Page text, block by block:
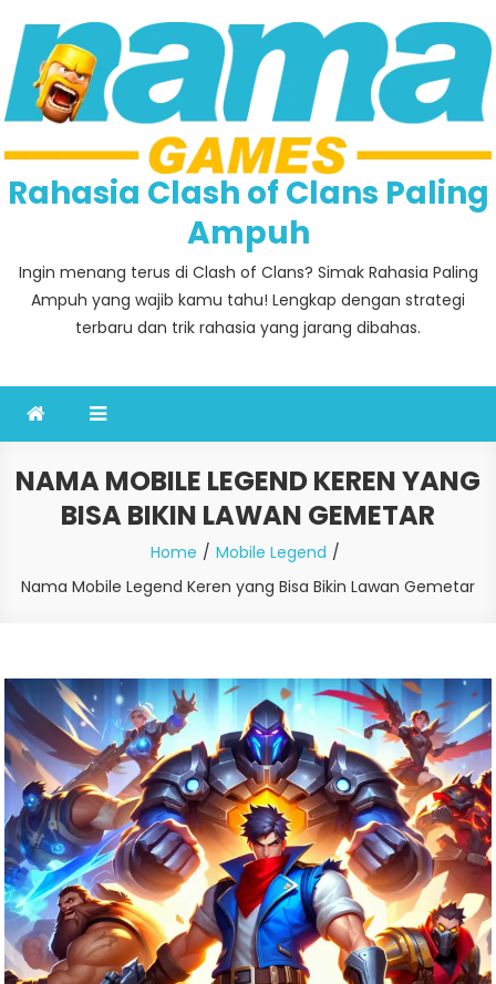
content
Rahasia Clash of Clans Paling
Ampuh
Ingin menang terus di Clash of Clans? Simak Rahasia Paling
Ampuh yang wajib kamu tahu! Lengkap dengan strategi
terbaru dan trik rahasia yang jarang dibahas.
NAMA MOBILE LEGEND KEREN YANG
BISA BIKIN LAWAN GEMETAR
Home
Mobile Legend
Nama Mobile Legend Keren yang Bisa Bikin Lawan Gemetar